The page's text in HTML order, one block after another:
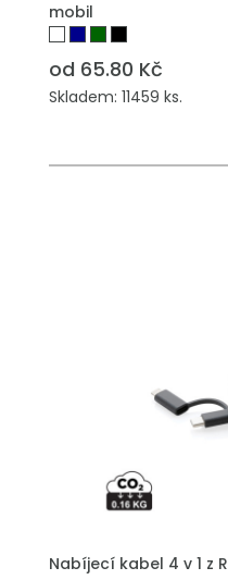
mobil
od 65.80 Kč
Skladem: 11459 ks.
Nabíjecí kabel 4 v 1 z